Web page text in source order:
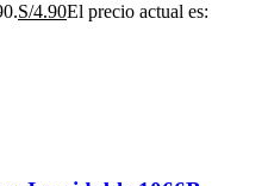
S/4.90El precio actual es: